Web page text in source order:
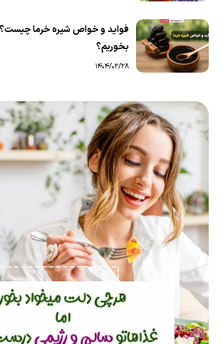
فواید و خواص شیره خرما
بخوریم؟
1404/02/28